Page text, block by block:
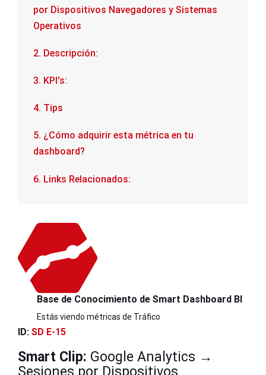
por Dispositivos Navegadores y Sistemas
Operativos
2. Descripción:
3. KPI's:
4. Tips
5. ¿Cómo adquirir esta métrica en tu
dashboard?
6. Links Relacionados:
Base de Conocimiento de Smart Dashboard BI
Estás viendo métricas de Tráfico
ID: SD E-15
Smart Clip: Google Analytics →
Sesiones por Dispositivos